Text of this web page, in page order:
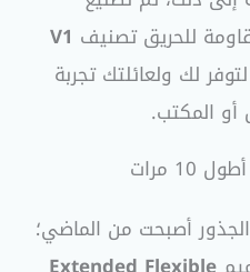
للحريق تصنيف V1
لتوفر لك ولعائلتك تجربة
أو المكتب.
مرات
أصبحت من الماضي؛